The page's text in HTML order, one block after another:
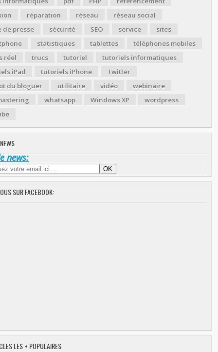
réparation réseau
réseau social
de presse
sécurité SEO service
sites
statistiques tablettes
téléphones mobiles
réel
trucs tutoriel
tutoriels informatiques
iPad
tutoriels iPhone
Twitter
du bloguer
utilitaire vidéo
webinaire
whatsapp Windows XP
wordpress
news:
SUR FACEBOOK:
LES + POPULAIRES